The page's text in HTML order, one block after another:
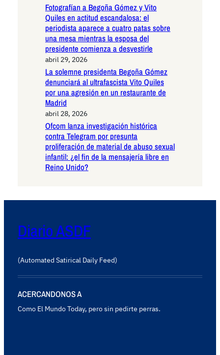
Fotografían a Begoña Gómez y Vito
Quiles en actitud escandalosa: el
periodista aparece a cuatro patas sobre
una mesa mientras la esposa del
presidente comienza a desvestirle
abril 29, 2026
La solemne presidenta Begoña Gómez
denunciará al ultrafascista Vito Quiles
por una agresión en un restaurante de
Madrid
abril 28, 2026
Ofcom lanza investigación histórica
contra Telegram por presunta
proliferación de material de abuso sexual
infantil: ¿el fin de la mensajería libre en
Reino Unido?
Diario ASDF
(Automated Satirical Daily Feed)
ACERCANDONOS A
Como El Mundo Today, pero sin pedirte perras.